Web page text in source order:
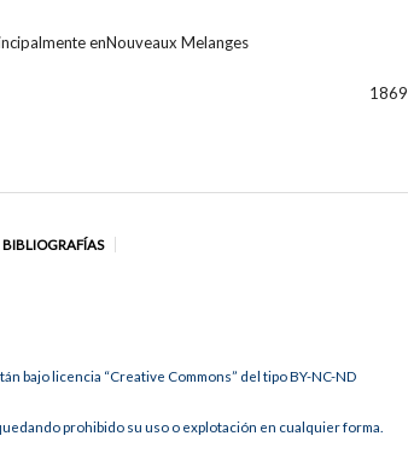
enNouveaux Melanges
1869
BIBLIOGRAFÍAS
bajo licencia “Creative Commons” del tipo BY-NC-ND
prohibido su uso o explotación en cualquier forma.